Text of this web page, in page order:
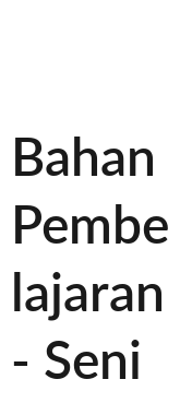
Bahan
Pembe
lajaran
- Seni